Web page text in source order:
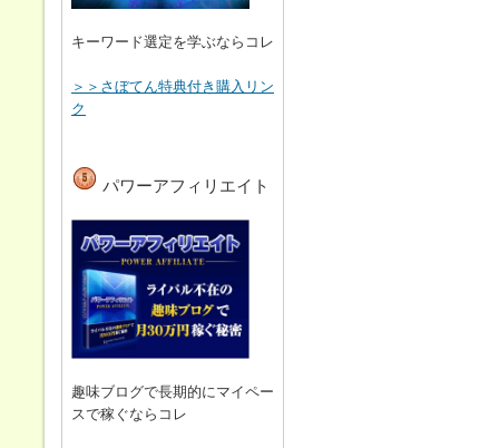
キーワード選定を学ぶならコレ
＞＞さぼてん特典付き購入リン
ク
パワーアフィリエイト
趣味ブログで長期的にマイペー
スで稼ぐならコレ